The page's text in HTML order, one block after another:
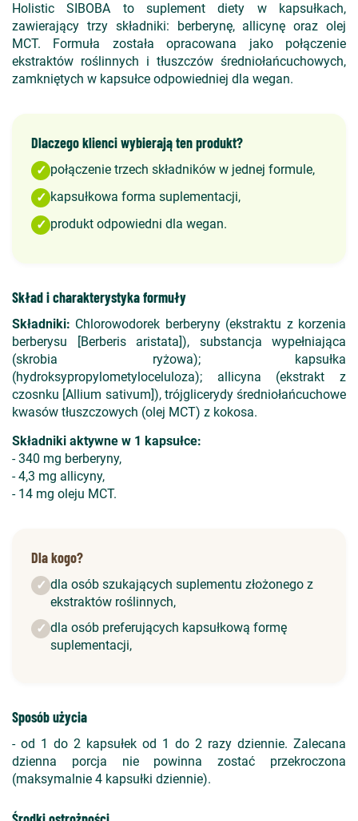
Holistic SIBOBA to suplement diety w kapsułkach,
zawierający trzy składniki: berberynę, allicynę oraz olej
MCT. Formuła została opracowana jako połączenie
ekstraktów roślinnych i tłuszczów średniołańcuchowych,
zamkniętych w kapsułce odpowiedniej dla wegan.
Dlaczego klienci wybierają ten produkt?
✓ połączenie trzech składników w jednej formule,
✓ kapsułkowa forma suplementacji,
✓ produkt odpowiedni dla wegan.
Skład i charakterystyka formuły
Składniki: Chlorowodorek berberyny (ekstraktu z korzenia
berberysu [Berberis aristata]), substancja wypełniająca
(skrobia ryżowa); kapsułka
(hydroksypropylometyloceluloza); allicyna (ekstrakt z
czosnku [Allium sativum]), trójglicerydy średniołańcuchowe
kwasów tłuszczowych (olej MCT) z kokosa.
Składniki aktywne w 1 kapsułce:
- 340 mg berberyny,
- 4,3 mg allicyny,
- 14 mg oleju MCT.
Dla kogo?
✓ dla osób szukających suplementu złożonego z
ekstraktów roślinnych,
✓ dla osób preferujących kapsułkową formę
suplementacji,
Sposób użycia
- od 1 do 2 kapsułek od 1 do 2 razy dziennie. Zalecana
dzienna porcja nie powinna zostać przekroczona
(maksymalnie 4 kapsułki dziennie).